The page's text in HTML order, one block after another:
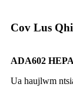
Cov Lus
ADA602
Ua haujlwm